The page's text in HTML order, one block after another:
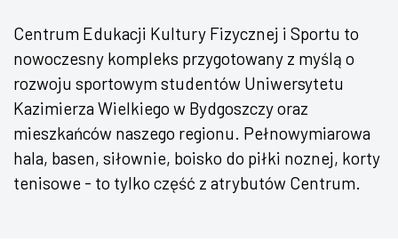
Centrum Edukacji Kultury Fizycznej i Sportu to
nowoczesny kompleks przygotowany z myślą o
rozwoju sportowym studentów Uniwersytetu
Kazimierza Wielkiego w Bydgoszczy oraz
mieszkańców naszego regionu. Pełnowymiarowa
hala, basen, siłownie, boisko do piłki noznej, korty
tenisowe - to tylko część z atrybutów Centrum.